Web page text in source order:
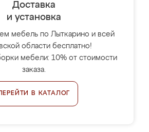
Доставка
и установка
мебель по Лыткарино и всей
области бесплатно!
мебели: 10% от стоимости
заказа.
В КАТАЛОГ